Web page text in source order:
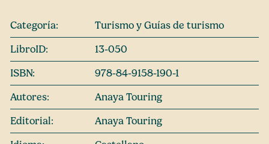
Categoría:
Turismo y Guías de turismo
LibroID:
13-050
ISBN:
978-84-9158-190-1
Autores:
Anaya Touring
Editorial:
Anaya Touring